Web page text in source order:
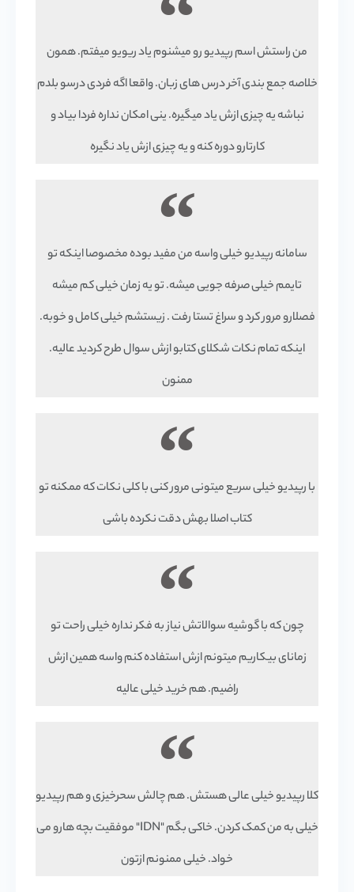
من راستش اسم رپیدیو رو میشنوم یاد ریویو میفتم. همون
خلاصه جمع بندی آخر درس های زبان. واقعا اگه فردی درسو بلدم
نباشه یه چیزی ازش یاد میگیره. ینی امکان نداره فردا بیاد و
کارتارو دوره کنه و یه چیزی ازش یاد نگیره
سامانه رپیدیو خیلی واسه من مفید بوده مخصوصا اینکه تو
تایمم خیلی صرفه جویی میشه. تو یه زمان خیلی کم میشه
فصلارو مرور کرد و سراغ تستا رفت . زیستشم خیلی کامل و خوبه.
اینکه تمام نکات شکلای کتابو ازش سوال طرح کردید عالیه.
ممنون
با رپیدیو خیلی سریع میتونی مرور کنی با کلی نکات که ممکنه تو
کتاب اصلا بهش دقت نکرده باشی
چون که با گوشیه سوالاتش نیاز به فکر نداره خیلی راحت تو
زمانای بیکاریم میتونم ازش استفاده کنم واسه همین ازش
راضیم. هم خرید خیلی عالیه
کلا رپیدیو خیلی عالی هستش. هم چالش سحرخیزی و هم رپیدیو
خیلی به من کمک کردن. خاکی بگم "IDN" موفقیت بچه هارو می
خواد. خیلی ممنونم ازتون